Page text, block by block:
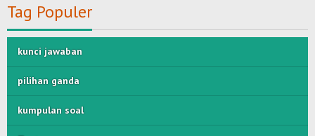
Tag Populer
kunci jawaban
pilihan ganda
kumpulan soal